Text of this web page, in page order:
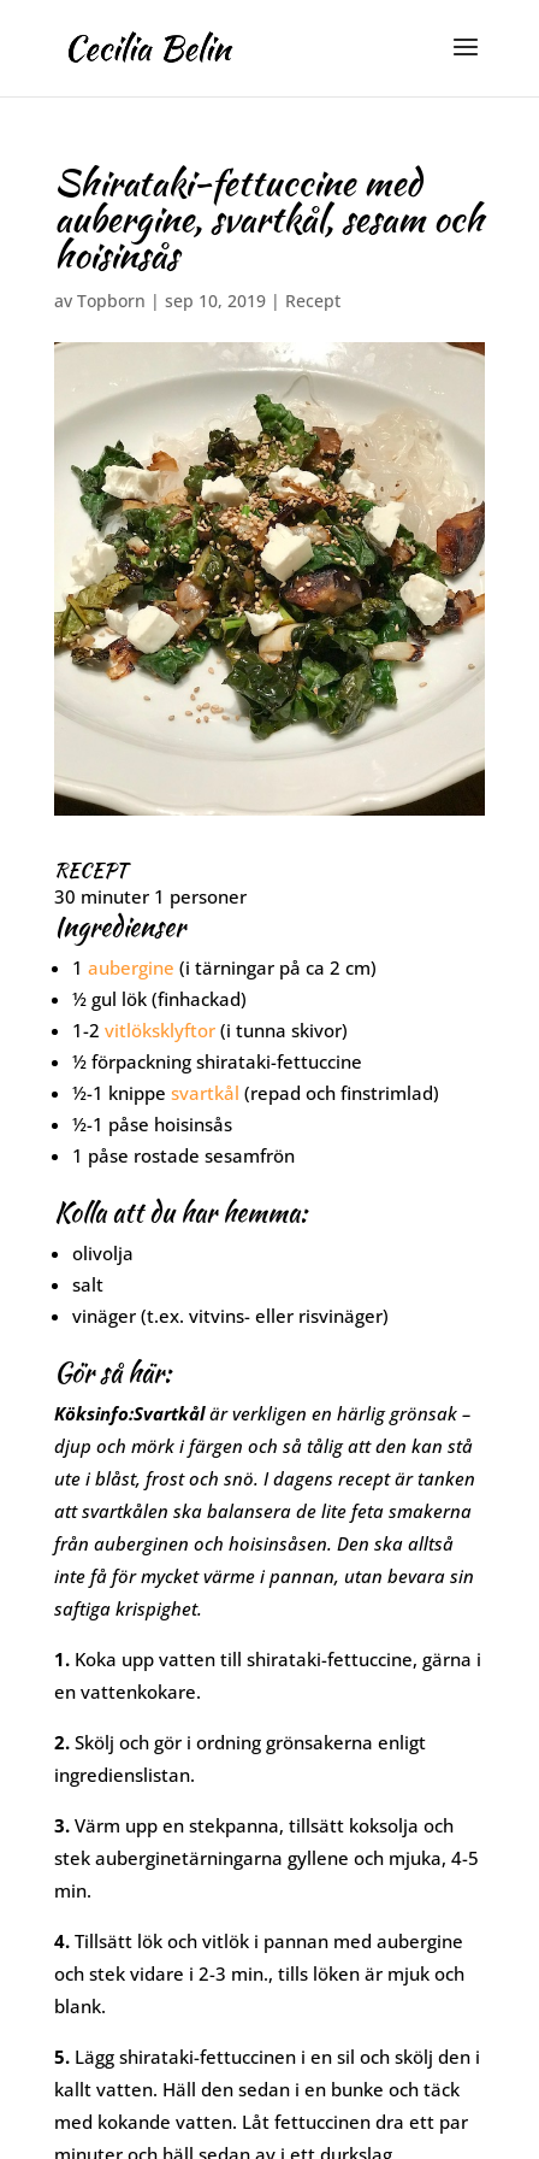
Shirataki-fettuccine med
aubergine, svartkål, sesam och
hoisinsås
av Topborn | sep 10, 2019| Recept
RECEPT
30 minuter 1 personer
Ingredienser
1 aubergine (i tärningar på ca 2 cm)
½ gul lök (finhackad)
1-2 vitlöksklyftor (i tunna skivor)
½ förpackning shirataki-fettuccine
½-1 knippe svartkål (repad och finstrimlad)
½-1 påse hoisinsås
1 påse rostade sesamfrön
Kolla att du har hemma:
olivolja
salt
vinäger (t.ex. vitvins- eller risvinäger)
Gör så här:
Köksinfo:Svartkålär verkligen en härlig grönsak –
djup och mörk i färgen och så tålig att den kan stå
ute i blåst, frost och snö. I dagens recept är tanken
att svartkålen ska balansera de lite feta smakerna
från auberginen och hoisinsåsen. Den ska alltså
inte få för mycket värme i pannan, utan bevara sin
saftiga krispighet.
1. Koka upp vatten till shirataki-fettuccine, gärna i
en vattenkokare.
2. Skölj och gör i ordning grönsakerna enligt
ingredienslistan.
3. Värm upp en stekpanna, tillsätt koksolja och
stek auberginetärningarna gyllene och mjuka, 4-5
min.
4. Tillsätt lök och vitlök i pannan med aubergine
och stek vidare i 2-3 min., tills löken är mjuk och
blank.
5.Lägg shirataki-fettuccinen i en sil och skölj den i
kallt vatten. Häll den sedan i en bunke och täck
med kokande vatten. Låt fettuccinen dra ett par
minuter och häll sedan av i ett durkslag.